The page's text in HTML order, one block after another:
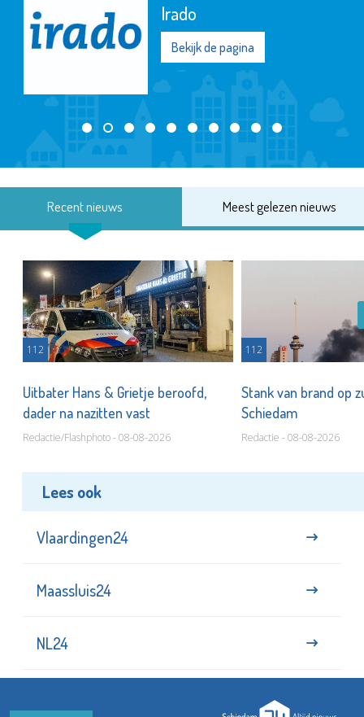
Irado
Bekijk de pagina
Recent nieuws Meest gelezen nieuws
112
Uitbater Hans & Grietje beroofd,
dader na nazitten vast
Redactie/Flashphoto - 08-08-2026
112
Stank van brand op
Schiedam
Redactie - 08-08-2026
Lees ook
Vlaardingen24
Maassluis24
NL24